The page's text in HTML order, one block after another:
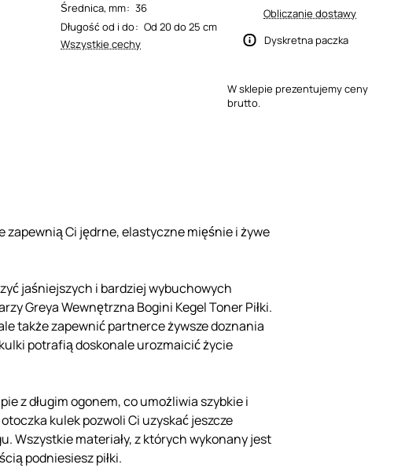
Średnica, mm: 36
Długość od i do: Od 20 do 25 cm
Wszystkie cechy
Obliczanie dostawy
Dyskretna paczka
W sklepie prezentujemy ceny
brutto.
zapewnią Ci jędrne, elastyczne mięśnie i żywe
jaśniejszych i bardziej wybuchowych
Greya Wewnętrzna Bogini Kegel Toner Piłki.
także zapewnić partnerce żywsze doznania
potrafią doskonale urozmaicić życie
z długim ogonem, co umożliwia szybkie i
kulek pozwoli Ci uzyskać jeszcze
Wszystkie materiały, z których wykonany jest
podniesiesz piłki.